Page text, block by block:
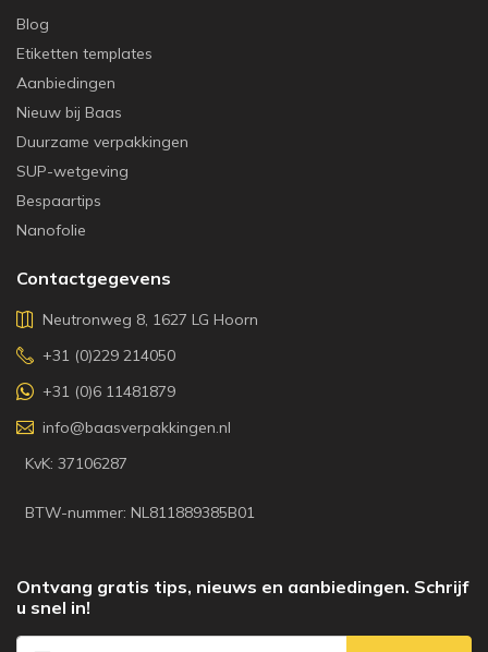
Blog
Etiketten templates
Aanbiedingen
Nieuw bij Baas
Duurzame verpakkingen
SUP-wetgeving
Bespaartips
Nanofolie
Contactgegevens
Neutronweg 8, 1627 LG Hoorn
+31 (0)229 214050
+31 (0)6 11481879
info@baasverpakkingen.nl
KvK: 37106287
BTW-nummer: NL811889385B01
Ontvang gratis tips, nieuws en aanbiedingen. Schrijf
u snel in!